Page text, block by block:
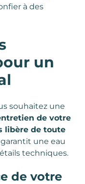
à des
un
souhaitez une
de votre
libère de toute
une eau
techniques.
de votre